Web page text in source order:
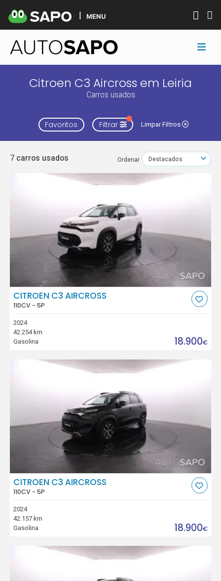
MENU
Citroen C3 Aircross em Leiria
Carros usados
Favoritos Filtrar Limpar Filtros
7 carros usados Ordenar
CITROEN C3 AIRCROSS
110CV - 5P
2024
42.254 km
Gasolina
18.900€
CITROEN C3 AIRCROSS
110CV - 5P
2024
42.157 km
Gasolina
18.900€